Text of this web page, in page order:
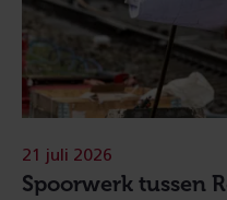
Spoorwerk tussen
21 juli 2026